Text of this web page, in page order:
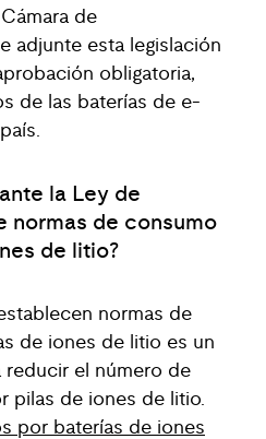
de
adjunte esta legislación
obligatoria,
de las baterías de e-
la Ley de
normas de consumo
de litio?
normas de
de iones de litio es un
reducir el número de
pilas de iones de litio.
por baterías de iones